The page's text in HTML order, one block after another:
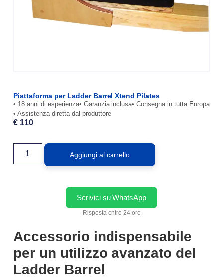
Piattaforma per Ladder Barrel Xtend Pilates
• 18 anni di esperienza• Garanzia inclusa• Consegna in tutta Europa
• Assistenza diretta dal produttore
€110
Aggiungi al carrello
Scrivici su WhatsApp
Risposta entro 24 ore
Accessorio indispensabile
per un utilizzo avanzato del
Ladder Barrel